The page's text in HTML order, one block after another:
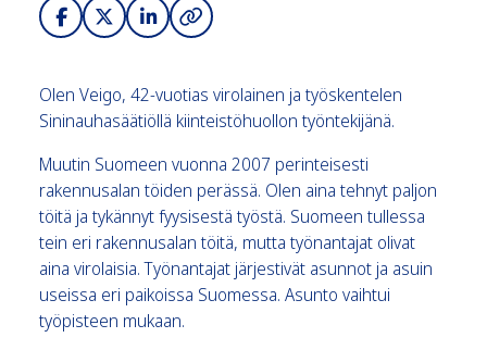
Olen Veigo, 42-vuotias virolainen ja työskentelen
Sininauhasäätiöllä kiinteistöhuollon työntekijänä.
Muutin Suomeen vuonna 2007 perinteisesti
rakennusalan töiden perässä. Olen aina tehnyt paljon
töitä ja tykännyt fyysisestä työstä. Suomeen tullessa
tein eri rakennusalan töitä, mutta työnantajat olivat
aina virolaisia. Työnantajat järjestivät asunnot ja asuin
useissa eri paikoissa Suomessa. Asunto vaihtui
työpisteen mukaan.